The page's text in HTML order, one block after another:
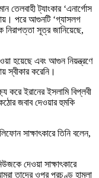
তেলবাহী ট্যাংকার ‘এনার্গোস
পরে আগুনটি ‘গ্যাসলগ
সূত্র জানিয়েছে,
হয়েছে এবং আগুন নিয়ন্ত্রণে
স্বীকার করেনি।
করে ইরানের ইসলামি বিপ্লবী
কঠোর জবাব দেওয়ার হুমকি
সাক্ষাৎকারে তিনি বলেন,
দেওয়া সাক্ষাৎকারে
তাদের ওপর প্রচণ্ড হামলা